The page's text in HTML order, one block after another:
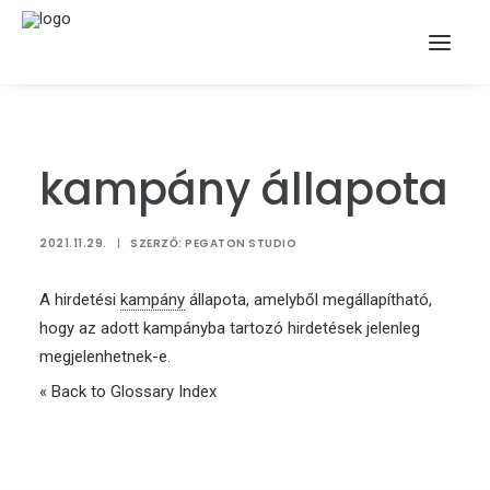
kampány állapota
2021.11.29. | SZERZŐ: PEGATON STUDIO
A hirdetési kampány állapota, amelyből megállapítható,
hogy az adott kampányba tartozó hirdetések jelenleg
megjelenhetnek-e.
« Back to Glossary Index